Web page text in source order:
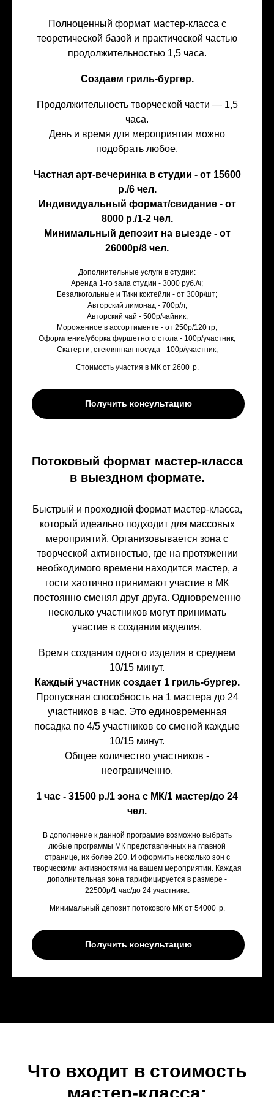
Полноценный формат мастер-класса с
теоретической базой и практической частью
продолжительностью 1,5 часа.
Создаем гриль-бургер.
Продолжительность творческой части — 1,5
часа.
День и время для мероприятия можно
подобрать любое.
Частная арт-вечеринка в студии - от 15600
р./6 чел.
Индивидуальный формат/свидание - от
8000 р./1-2 чел.
Минимальный депозит на выезде - от
26000р/8 чел.
Дополнительные услуги в студии:
Аренда 1-го зала студии - 3000 руб./ч;
Безалкогольные и Тики коктейли - от 300р/шт;
Авторский лимонад - 700р/л;
Авторский чай - 500р/чайник;
Мороженное в ассортименте - от 250р/120 гр;
Оформление/уборка фуршетного стола - 100р/участник;
Скатерти, стеклянная посуда - 100р/участник;
Стоимость участия в МК от 2600 р.
Получить консультацию
Потоковый формат мастер-класса
в выездном формате.
Быстрый и проходной формат мастер-класса,
который идеально подходит для массовых
мероприятий. Организовывается зона с
творческой активностью, где на протяжении
необходимого времени находится мастер, а
гости хаотично принимают участие в МК
постоянно сменяя друг друга. Одновременно
несколько участников могут принимать
участие в создании изделия.
Время создания одного изделия в среднем
10/15 минут.
Каждый участник создает 1 гриль-бургер.
Пропускная способность на 1 мастера до 24
участников в час. Это единовременная
посадка по 4/5 участников со сменой каждые
10/15 минут.
Общее количество участников -
неограниченно.
1 час - 31500 р./1 зона с МК/1 мастер/до 24
чел.
В дополнение к данной программе возможно выбрать
любые программы МК представленных на главной
странице, их более 200. И оформить несколько зон с
творческими активностями на вашем мероприятии. Каждая
дополнительная зона тарифицируется в размере -
22500р/1 час/до 24 участника.
Минимальный депозит потокового МК от 54000 р.
Получить консультацию
Что входит в стоимость